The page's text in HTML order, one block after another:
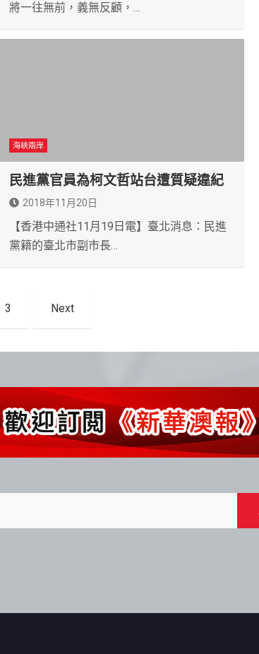
將一往無前，義無反顧，…
海峽兩岸
民進黨官員為柯文哲站台遭質疑違紀
2018年11月20日
【香港中通社11月19日電】臺北消息：民進
黨籍的臺北市副市長…
3 Next